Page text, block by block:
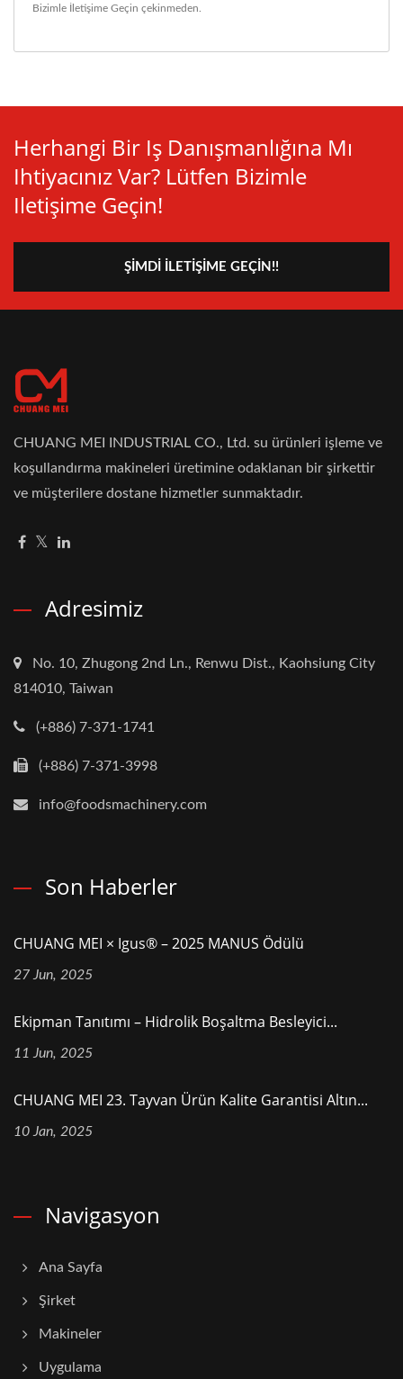
Bizimle İletişime Geçin çekinmeden.
Herhangi Bir Iş Danışmanlığına Mı
Ihtiyacınız Var? Lütfen Bizimle
Iletişime Geçin!
ŞIMDI İLETIŞIME GEÇIN!!
CHUANG MEI INDUSTRIAL CO., Ltd. su ürünleri işleme ve
koşullandırma makineleri üretimine odaklanan bir şirkettir
ve müşterilere dostane hizmetler sunmaktadır.
Adresimiz
No. 10, Zhugong 2nd Ln., Renwu Dist., Kaohsiung City
814010, Taiwan
(+886) 7-371-1741
(+886) 7-371-3998
info@foodsmachinery.com
Son Haberler
CHUANG MEI × Igus® – 2025 MANUS Ödülü
27 Jun, 2025
Ekipman Tanıtımı – Hidrolik Boşaltma Besleyici...
11 Jun, 2025
CHUANG MEI 23. Tayvan Ürün Kalite Garantisi Altın...
10 Jan, 2025
Navigasyon
Ana Sayfa
Şirket
Makineler
Uygulama